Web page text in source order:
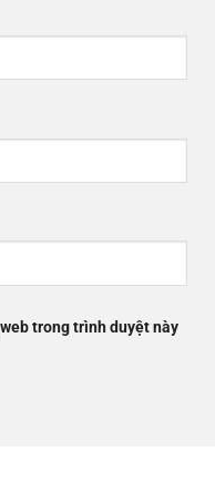
trong trình duyệt này